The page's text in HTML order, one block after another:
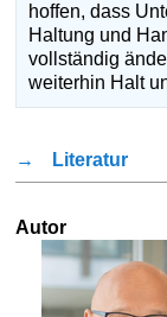
hoffen, dass
Haltung und
vollständig
weiterhin Halt
→ Literatur
Autor